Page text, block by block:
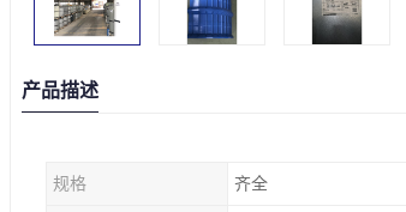
产品描述
规格 齐全